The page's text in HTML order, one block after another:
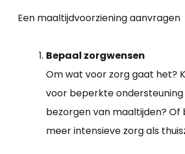
Een maaltijdvoorziening aanvragen
Bepaal zorgwensen
Om wat voor zorg gaat het?
voor beperkte ondersteuning
bezorgen van maaltijden?
meer intensieve zorg als